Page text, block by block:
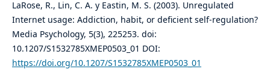
LaRose, R., Lin, C. A. y Eastin, M. S. (2003). Unregulated
Internet usage: Addiction, habit, or deficient self-regulation?
Media Psychology, 5(3), 225253. doi:
10.1207/S1532785XMEP0503_01 DOI:
https://doi.org/10.1207/S1532785XMEP0503_01